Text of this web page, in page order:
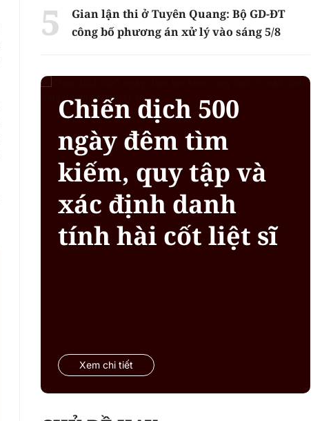
Gian lận thi ở Tuyên Quang: Bộ GD-ĐT
công bố phương án xử lý vào sáng 5/8
Chiến dịch 500
ngày đêm tìm
kiếm, quy tập và
xác định danh
tính hài cốt liệt sĩ
Xem chi tiết